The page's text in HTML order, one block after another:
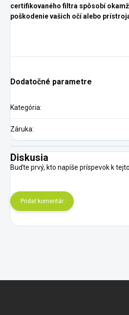
certifikovaného filtra spôsobí
poškodenie vašich očí alebo
Dodatočné parametre
Kategória:
Záruka:
Diskusia
Buďte prvý, kto napíše príspevok k
Pridať komentár